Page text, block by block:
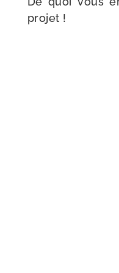
projet !